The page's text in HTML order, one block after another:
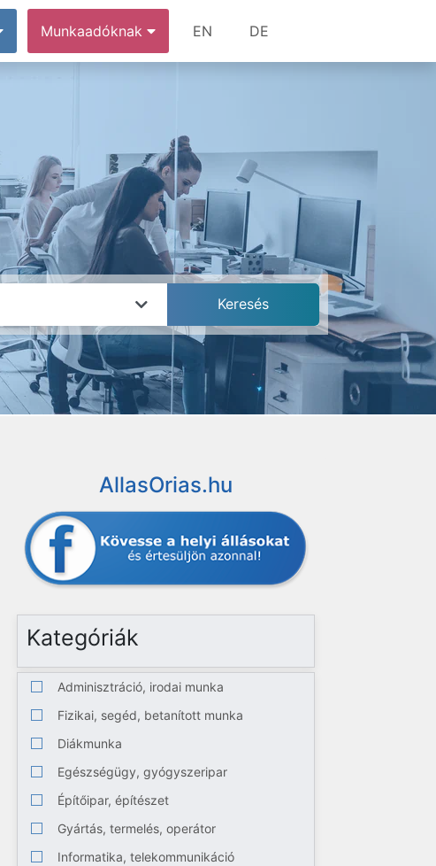
Munkaadóknak EN DE
AllasOrias.hu
Kategóriák
Adminisztráció, irodai munka
Fizikai, segéd, betanított munka
Diákmunka
Egészségügy, gyógyszeripar
Építőipar, építészet
Gyártás, termelés, operátor
Informatika, telekommunikáció